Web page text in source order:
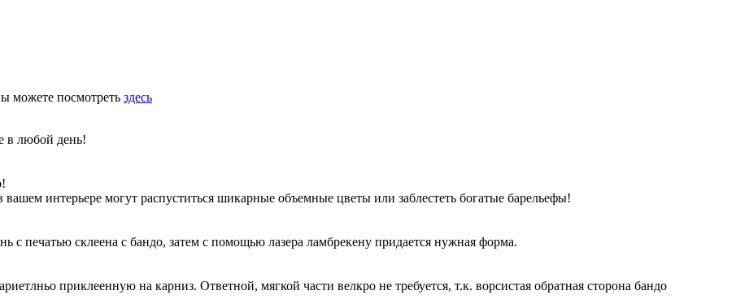
можете посмотреть здесь
в любой день!
интерьере могут распуститься шикарные объемные цветы или заблестеть богатые барельефы!
с печатью склеена с бандо, затем с помощью лазера ламбрекену придается нужная форма.
приклеенную на карниз. Ответной, мягкой части велкро не требуется, т.к. ворсистая обратная сторона бандо